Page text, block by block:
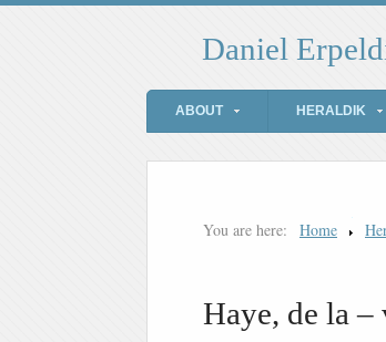
Daniel
ABOUT HERALDIK
You are here: Home
Haye, de la –